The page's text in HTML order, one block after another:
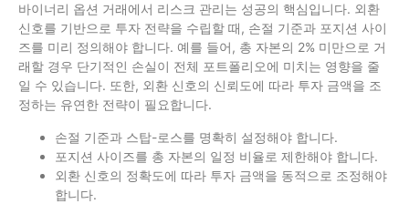
바이너리 옵션 거래에서 리스크 관리는 성공의 핵심입니다. 외환
신호를 기반으로 투자 전략을 수립할 때, 손절 기준과 포지션 사이
즈를 미리 정의해야 합니다. 예를 들어, 총 자본의 2% 미만으로 거
래할 경우 단기적인 손실이 전체 포트폴리오에 미치는 영향을 줄
일 수 있습니다. 또한, 외환 신호의 신뢰도에 따라 투자 금액을 조
정하는 유연한 전략이 필요합니다.
손절 기준과 스탑-로스를 명확히 설정해야 합니다.
포지션 사이즈를 총 자본의 일정 비율로 제한해야 합니다.
외환 신호의 정확도에 따라 투자 금액을 동적으로 조정해야
합니다.